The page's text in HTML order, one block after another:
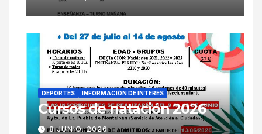
DEPORTES INFORMACIÓN DE INTERÉS
Cursos de natación 2026
8 JUNIO, 2026